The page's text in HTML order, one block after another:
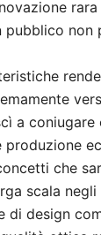
pubblico non
a coniugare
produzione
che
scala negli
di design